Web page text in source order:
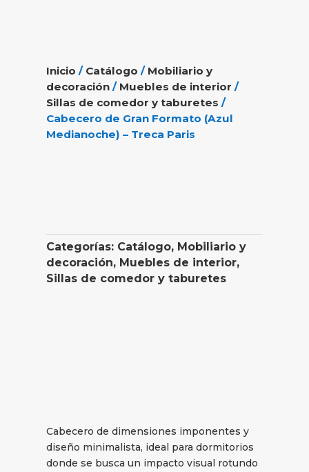
Inicio / Catálogo / Mobiliario y
decoración / Muebles de interior /
Sillas de comedor y taburetes /
Cabecero de Gran Formato (Azul
Medianoche) – Treca Paris
Categorías: Catálogo, Mobiliario y
decoración, Muebles de interior,
Sillas de comedor y taburetes
Cabecero de dimensiones imponentes y
diseño minimalista, ideal para dormitorios
donde se busca un impacto visual rotundo